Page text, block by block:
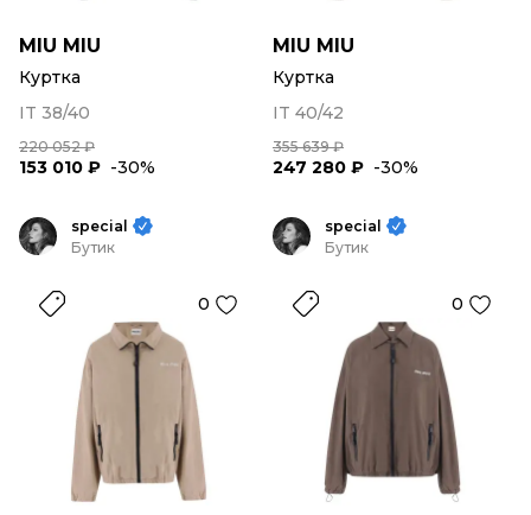
MIU MIU
Куртка
IT 38/40
220 052 ₽
153 010 ₽ -30%
MIU MIU
Куртка
IT 40/42
355 639 ₽
247 280 ₽ -30%
special
Бутик
0
special
Бутик
0